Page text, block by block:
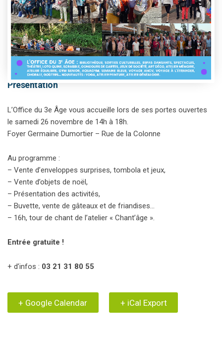
This event has passed.
Présentation
L’Office du 3e Âge vous accueille lors de ses portes ouvertes
le samedi 26 novembre de 14h à 18h.
Foyer Germaine Dumortier – Rue de la Colonne
Au programme :
– Vente d’enveloppes surprises, tombola et jeux,
– Vente d’objets de noël,
– Présentation des activités,
– Buvette, vente de gâteaux et de friandises…
– 16h, tour de chant de l’atelier « Chant’âge ».
Entrée gratuite !
+ d’infos : 03 21 31 80 55
+ Google Calendar + iCal Export